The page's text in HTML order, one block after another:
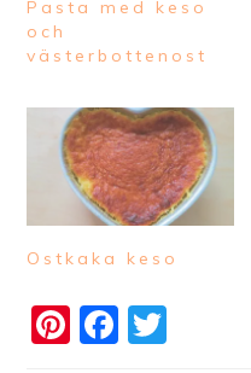
Pasta med keso
och
västerbottenost
Ostkaka keso
Pinterest